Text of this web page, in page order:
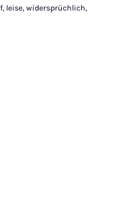
leise, widersprüchlich,